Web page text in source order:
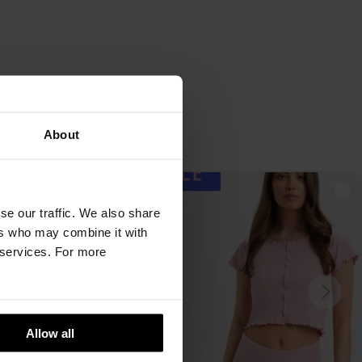
About
our traffic. We also share
who may combine it with
For more
Allow all